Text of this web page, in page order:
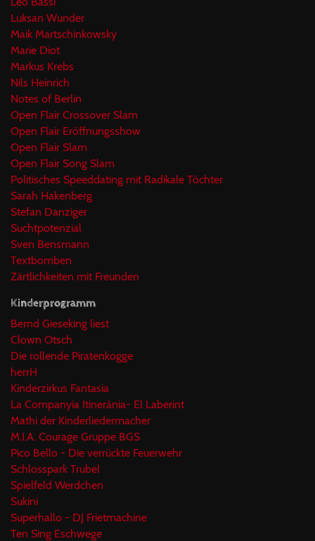
Luksan Wunder
Maik Martschinkowsky
Marie Diot
Markus Krebs
Nils Heinrich
Notes of Berlin
Open Flair Crossover Slam
Open Flair Eröffnungsshow
Open Flair Slam
Open Flair Song Slam
Politisches Speeddating mit Radikale Töchter
Sarah Hakenberg
Stefan Danziger
Suchtpotenzial
Sven Bensmann
Textbomben
Zärtlichkeiten mit Freunden
Kinderprogramm
Bernd Gieseking liest
Clown Otsch
Die rollende Piratenkogge
herrH
Kinderzirkus Fantasia
La Companyia Itinerània- El Laberint
Mathi der Kinderliedermacher
M.I.A. Courage Gruppe BGS
Pico Bello - Die verrückte Feuerwehr
Schlosspark Trubel
Spielfeld Werdchen
Sukini
Superhallo - DJ Frietmachine
Ten Sing Eschwege